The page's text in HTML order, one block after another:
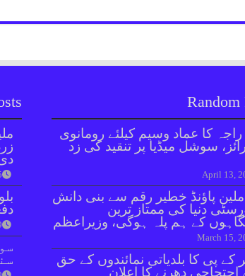
دفعہ
Random
راجہ کا عماد وسیم کیلئے رومانوی
سوشل میڈیا پر تنقید کی زد
April 13,
190 ملین پاؤنڈ خطیر رقم سے بنی دانش
دنیا کی ممتاز ترین
کے ہم پلہ ہوگی، وزیراعظم
March 15,
کے پی کا بلدیاتی نمائندوں کے حق
احتجاجی دھرنے کا اعلان